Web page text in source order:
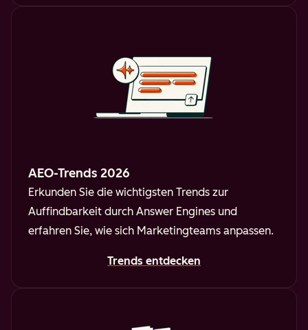
AEO-Trends 2026
Erkunden Sie die wichtigsten Trends zur
Auffindbarkeit durch Answer Engines und
erfahren Sie, wie sich Marketingteams anpassen.
Trends entdecken